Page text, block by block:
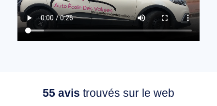
55 avis trouvés sur le web